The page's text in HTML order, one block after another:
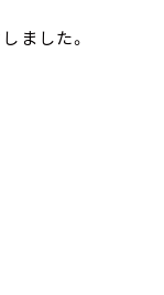
ました。